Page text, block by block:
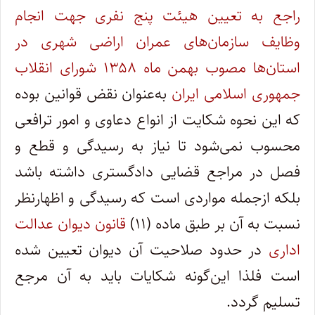
راجع به تعیین هیئت پنج نفری جهت انجام
وظایف سازمان‌های عمران اراضی شهری در
استان‌ها مصوب بهمن ماه ۱۳۵۸ شورای انقلاب
جمهوری اسلامی ایران به‌عنوان نقض قوانین بوده
که این نحوه شکایت از انواع دعاوی و امور ترافعی
محسوب نمی‌شود تا نیاز به رسیدگی و قطع و
فصل در مراجع قضایی دادگستری داشته باشد
بلکه ازجمله مواردی است که رسیدگی و اظهارنظر
نسبت به آن بر طبق ماده (۱۱)
قانون دیوان عدالت
اداری در حدود صلاحیت آن دیوان تعیین شده
است فلذا این‌گونه شکایات باید به آن مرجع
تسلیم گردد.